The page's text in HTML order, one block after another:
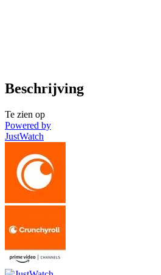
Beschrijving
Te zien op
Powered by
JustWatch